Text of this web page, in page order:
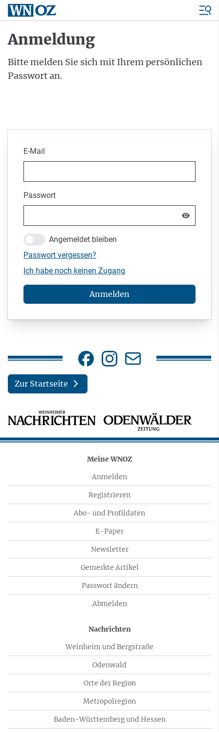
Anmeldung
Bitte melden Sie sich mit Ihrem persönlichen
Passwort an.
E-Mail
Passwort
Angemeldet bleiben
Passwort vergessen?
Ich habe noch keinen Zugang
Anmelden
Zur Startseite
Meine WNOZ
Anmelden
Registrieren
Abo- und Profildaten
E-Paper
Newsletter
Gemerkte Artikel
Passwort ändern
Abmelden
Nachrichten
Weinheim und Bergstraße
Odenwald
Orte der Region
Metropolregion
Baden-Württemberg und Hessen